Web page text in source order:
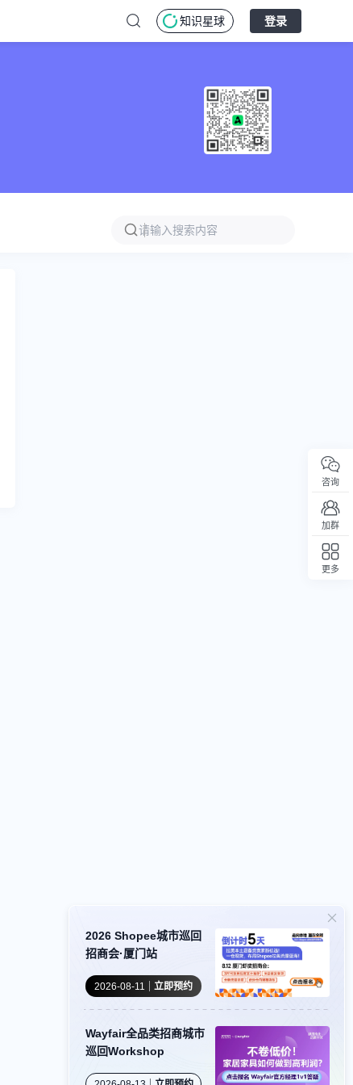
知识星球 登录
2026 Shopee城市巡回
招商会·厦门站
2026-08-11 立即预约
Wayfair全品类招商城市
巡回Workshop
咨询
加群
更多